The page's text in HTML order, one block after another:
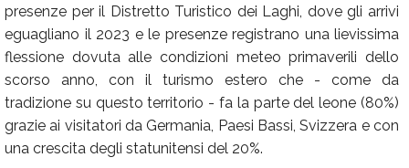
presenze per il Distretto Turistico dei Laghi, dove gli arrivi
eguagliano il 2023 e le presenze registrano una lievissima
flessione dovuta alle condizioni meteo primaverili dello
scorso anno, con il turismo estero che - come da
tradizione su questo territorio - fa la parte del leone (80%)
grazie ai visitatori da Germania, Paesi Bassi, Svizzera e con
una crescita degli statunitensi del 20%.